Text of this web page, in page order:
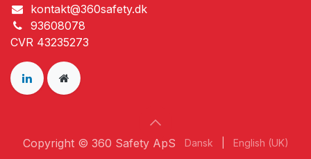
kontakt@360safety.dk
93608078
CVR 43235273
Copyright © 360 Safety ApS Dansk English (UK)